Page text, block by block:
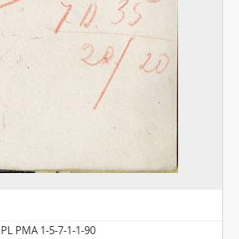
PL PMA 1-5-7-1-1-90